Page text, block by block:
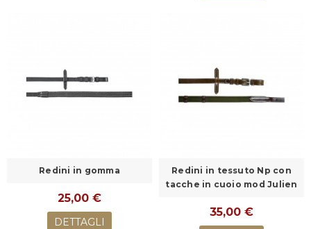
Redini in gomma
25,00 €
DETTAGLI
Redini in tessuto Np con
tacche in cuoio mod Julien
35,00 €